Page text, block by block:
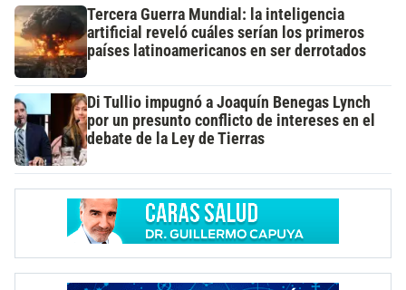
Tercera Guerra Mundial: la inteligencia
artificial reveló cuáles serían los primeros
países latinoamericanos en ser derrotados
Di Tullio impugnó a Joaquín Benegas Lynch
por un presunto conflicto de intereses en el
debate de la Ley de Tierras